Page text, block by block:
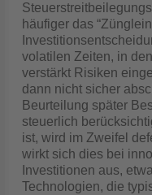
häufiger das
volatilen Zeiten, in
verstärkt Risiken
dann nicht sicher
Beurteilung später
steuerlich
ist, wird im Zweifel
wirkt sich dies bei
Investitionen aus,
Technologien, die